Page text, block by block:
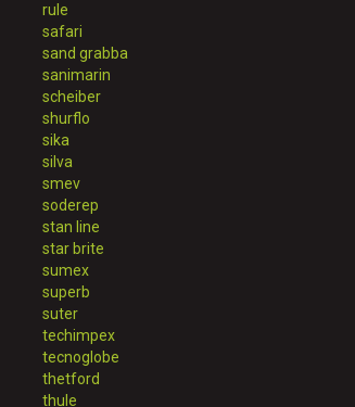
rule
safari
sand grabba
sanimarin
scheiber
shurflo
sika
silva
smev
soderep
stan line
star brite
sumex
superb
suter
techimpex
tecnoglobe
thetford
thule